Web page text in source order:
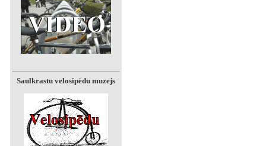
Saulkrastu velosipēdu muzejs